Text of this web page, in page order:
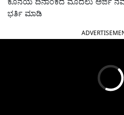
ಭರ್ತಿ ಮಾಡಿ